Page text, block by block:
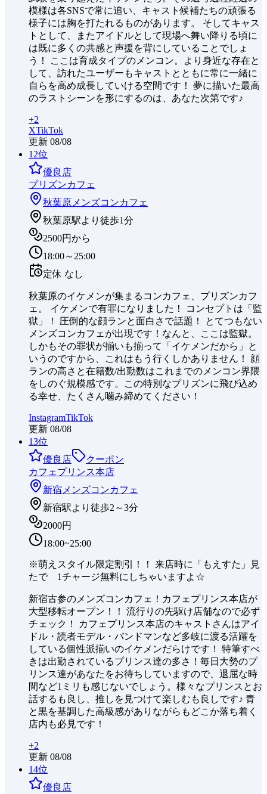
模様は各SNSで常に追い、キャスト候補たちの頑張る
様子には胸を打たれるものがあります。 そしてキャス
トとして、またアイドルとして現場へ舞い降りる頃に
は既に多くの共感と声援を背にしていることでしょ
う！ ここは育成タイプのメンコン。より身近な存在と
して、訪れたユーザーもキャストとともに常に一緒に
自らを高め成長していける空間です！ 夢に描いた最高
のラストシーンを形にするのは、あなた次第です♪
+2
XTikTok
更新 08/08
12位
優良店
プリズンカフェ
秋葉原 メンズコンカフェ
秋葉原駅より徒歩1分
2500円から
18:00～25:00
定休 なし
秋葉原のイケメンが集まるコンカフェ、プリズンカフ
ェ。 イケメンで有罪になりました！ コンセプトは「監
獄」！ 圧倒的な顔ランと面白さで話題！ とてつもない
メンズコンカフェが出現です！なんと、ここは監獄。
しかもその罪状が揃いも揃って「イケメンだから」と
いうのですから、これはもう行くしかありません！ 顔
ランの高さと在籍数/出勤数はこれまでのメンコン界隈
をしのぐ規模感です。この特別なプリズンに飛び込め
る幸せ、たくさん噛み締めてください！
InstagramTikTok
更新 08/08
13位
優良店
クーポン
カフェプリンス本店
新宿 メンズコンカフェ
新宿駅より徒歩2～3分
2000円
18:00~25:00
※萌えスタイル限定割引！！ 来店時に「もえすた」見
たで 1チャージ無料にしちゃいますよ☆
新宿古参のメンズコンカフェ！カフェプリンス本店が
大型移転オープン！！ 流行りの先駆け店舗なので必ず
チェック！ カフェプリンス本店のキャストさんはアイ
ドル・読者モデル・バンドマンなど多岐に渡る活躍を
している個性派揃いのイケメンだらけです！ 特筆すべ
きは出勤されているプリンス達の多さ！毎日大勢のプ
リンス達があなたをお待ちしていますので、退屈な時
間など1ミリも感じないでしょう。様々なプリンスとお
話するも良し、推しを見つけて楽しむも良しです♪ 青
と黒を基調した高級感がありながらもどこか落ち着く
店内も必見です！
+2
更新 08/08
14位
優良店